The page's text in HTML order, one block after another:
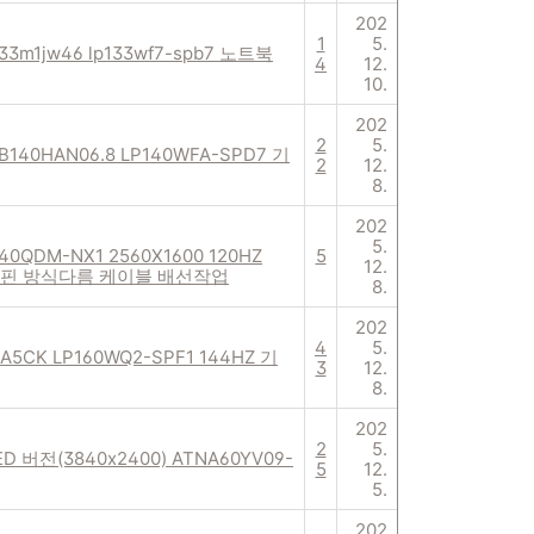
lp133wf7-spb7 노트북
1
4
202
5.
12.
10.
LP140WFA-SPD7 기
2
2
202
5.
12.
8.
NX1 2560X1600 120HZ
방식다름 케이블 배선작업
5
202
5.
12.
8.
LP160WQ2-SPF1 144HZ 기
4
3
202
5.
12.
8.
버전(3840x2400) ATNA60YV09-
2
5
202
5.
12.
5.